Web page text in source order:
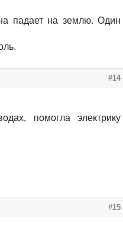
падает на землю. Один
#14
помогла электрику
#15